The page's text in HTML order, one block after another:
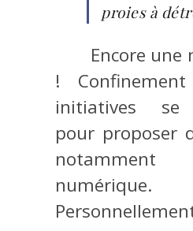
proies à
Encore une
!
initiatives se
pour proposer
numérique.